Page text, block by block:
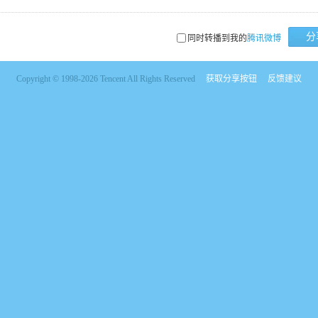
同时转播到我的腾讯微博 分
Copyright © 1998-2026 Tencent All Rights Reserved 获取分享按钮 反馈建议